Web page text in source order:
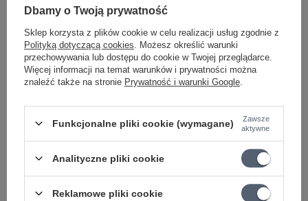
13,20 zł
Magazyn główny
Dostępny
Zamówienia
Status zamówienia
Dbamy o Twoją prywatność
Sklep korzysta z plików cookie w celu realizacji usług zgodnie z
Polityką dotyczącą cookies . Możesz określić warunki
przechowywania lub dostępu do cookie w Twojej przeglądarce.
Więcej informacji na temat warunków i prywatności można
znaleźć także na stronie Prywatność i warunki Google
Funkcjonalne pliki cookie (wymagane)
Zawsze
aktywne
Analityczne pliki cookie
Reklamowe pliki cookie